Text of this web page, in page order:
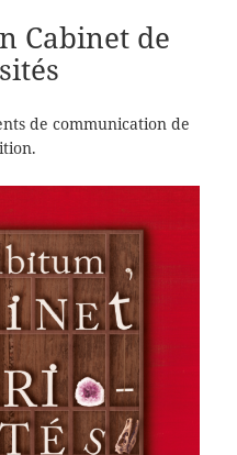
Cabinet de
de communication de